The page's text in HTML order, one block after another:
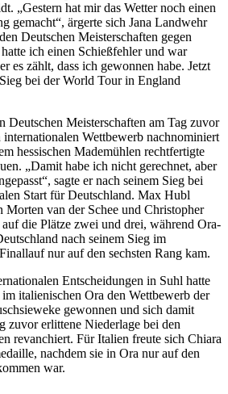
„Gestern hat mir das Wetter noch einen
gemacht“, ärgerte sich Jana Landwehr
Deutschen Meisterschaften gegen
ich einen Schießfehler und war
es zählt, dass ich gewonnen habe. Jetzt
bei der World Tour in England
Deutschen Meisterschaften am Tag zuvor
Wettbewerb nachnominiert
hessischen Mademühlen rechtfertigte
„Damit habe ich nicht gerechnet, aber
sagte er nach seinem Sieg bei
Start für Deutschland. Max Hubl
Morten van der Schee und Christopher
die Plätze zwei und drei, während Ora-
nach seinem Sieg im
nur auf den sechsten Rang kam.
Entscheidungen in Suhl hatte
italienischen Ora den Wettbewerb der
gewonnen und sich damit
zuvor erlittene Niederlage bei den
revanchiert. Für Italien freute sich Chiara
nachdem sie in Ora nur auf den
war.